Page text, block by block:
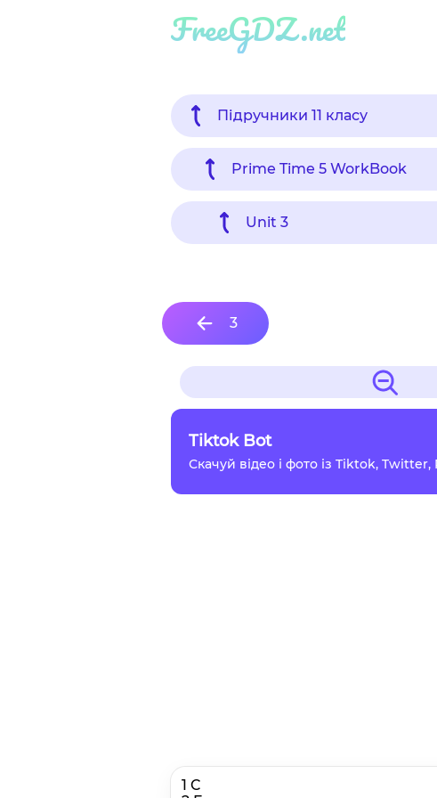
FreeGDZ.net
Підручники 11 класу
Prime Time 5 WorkBook
Unit 3
3
Tiktok Bot
Скачуй відео і фото із Tiktok,
1 C